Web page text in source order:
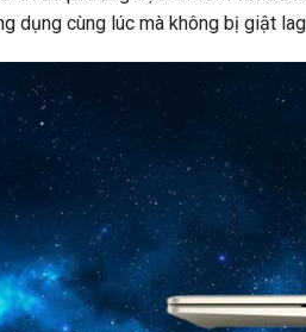
dụng cùng lúc mà không bị giật lag